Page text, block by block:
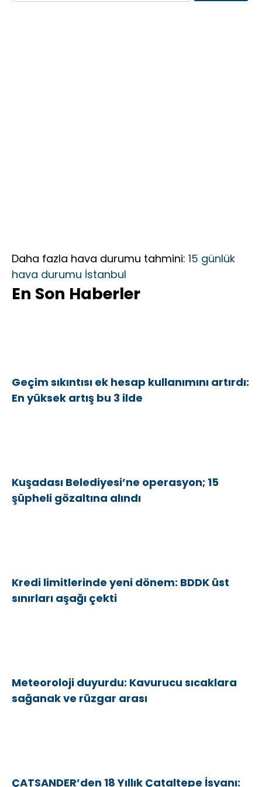
üyesi
LGS Türkiye
Federasyonu
Daha fazla hava durumu tahmini: 15 günlük
hava durumu İstanbul
En Son Haberler
Geçim sıkıntısı ek hesap kullanımını artırdı:
En yüksek artış bu 3 ilde
Kuşadası Belediyesi’ne operasyon; 15
şüpheli gözaltına alındı
Kredi limitlerinde yeni dönem: BDDK üst
sınırları aşağı çekti
Meteoroloji duyurdu: Kavurucu sıcaklara
sağanak ve rüzgar arası
ÇATSANDER’den 18 Yıllık Çataltepe İsyanı: